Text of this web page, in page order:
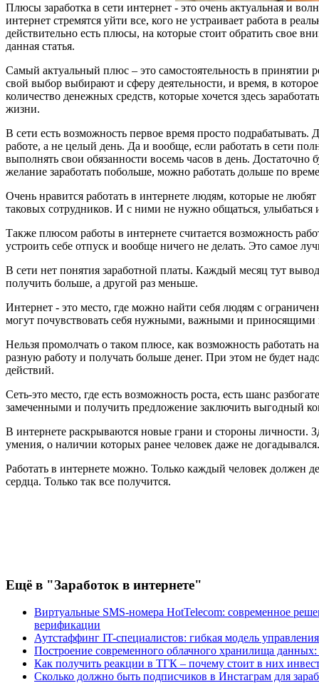
Плюсы заработка в сети интернет - это очень актуальная и
интернет стремятся уйти все, кого не устраивает работа в
действительно есть плюсы, на которые стоит обратить свое
данная статья.
Самый актуальный плюс – это самостоятельность в
свой выбор выбирают и сферу деятельности, и время, в
количество денежных средств, которые хочется здесь
жизни.
В сети есть возможность первое время просто подрабатывать.
работе, а не целый день. Да и вообще, если работать в сети
выполнять свои обязанности восемь часов в день. Достаточно
желание заработать побольше, можно работать дольше по
Очень нравится работать в интернете людям, которые не
таковых сотрудников. И с ними не нужно общаться, улыбаться
Также плюсом работы в интернете считается возможность
устроить себе отпуск и вообще ничего не делать. Это самое
В сети нет понятия заработной платы. Каждый месяц тут
получить больше, а другой раз меньше.
Интернет - это место, где можно найти себя людям с
могут почувствовать себя нужными, важными и приносящими
Нельзя промолчать о таком плюсе, как возможность работать
разную работу и получать больше денег. При этом не будет
действий.
Сеть-это место, где есть возможность роста, есть шанс
замеченными и получить предложение заключить выгодный
В интернете раскрываются новые грани и стороны личности.
умения, о наличии которых ранее человек даже не догадывался.
Работать в интернете можно. Только каждый человек должен
сердца. Только так все получится.
Ещё в "Заработок в интернете"
Виртуальные SMS-номера HotTelecom: современное
верификации
Аутстаффинг IT-специалистов: гибкая модель
Построение современного облачного хранилища данных:
Как получить реакции в ТГК – почему стоит в них
Сколько должно быть подписчиков в Инстаграм для